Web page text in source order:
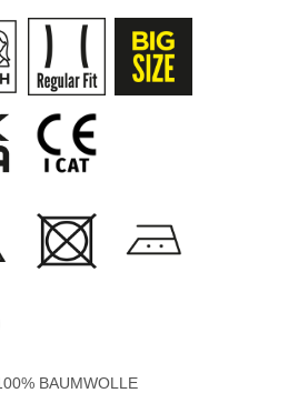
BAUMWOLLE